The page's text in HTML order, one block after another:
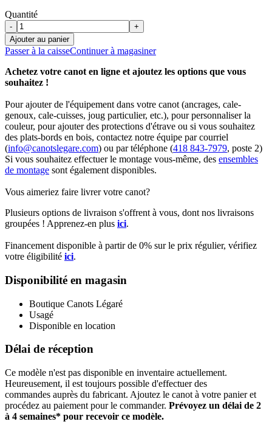
Quantité
-
+
Ajouter au panier
Passer à la caisseContinuer à magasiner
Achetez votre canot en ligne et ajoutez les options que vous
souhaitez !
Pour ajouter de l'équipement dans votre canot (ancrages, cale-
genoux, cale-cuisses, joug particulier, etc.), pour personnaliser la
couleur, pour ajouter des protections d'étrave ou si vous souhaitez
des plats-bords en bois, contactez notre équipe par courriel
(info@canotslegare.com) ou par téléphone (418 843-7979, poste 2)
Si vous souhaitez effectuer le montage vous-même, des ensembles
de montage sont également disponibles.
Vous aimeriez faire livrer votre canot?
Plusieurs options de livraison s'offrent à vous, dont nos livraisons
groupées ! Apprenez-en plus ici.
Financement disponible à partir de 0% sur le prix régulier, vérifiez
votre éligibilité ici.
Disponibilité en magasin
Boutique Canots Légaré
Usagé
Disponible en location
Délai de réception
Ce modèle n'est pas disponible en inventaire actuellement.
Heureusement, il est toujours possible d'effectuer des
commandes auprès du fabricant. Ajoutez le canot à votre panier et
procédez au paiement pour le commander. Prévoyez un délai de 2
à 4 semaines* pour recevoir ce modèle.